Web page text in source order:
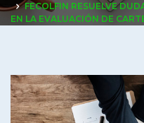
FECOLFIN RESUELVE
EN LA EVALUACIÓN DE